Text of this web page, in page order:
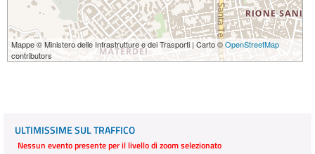
Mappe © Ministero delle Infrastrutture e dei Trasporti | Carto ©OpenStreetMap
contributors
ULTIMISSIME SUL TRAFFICO
Nessun evento presente per il livello di zoom selezionato